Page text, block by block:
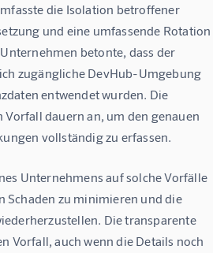
die Isolation betroffener
und eine umfassende Rotation
betonte, dass der
zugängliche DevHub-Umgebung
entwendet wurden. Die
Vorfall dauern an, um den genauen
vollständig zu erfassen.
Unternehmens auf solche Vorfälle
Schaden zu minimieren und die
Die transparente
Vorfall, auch wenn die Details noch